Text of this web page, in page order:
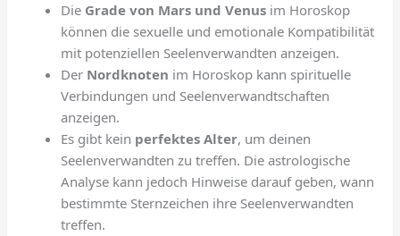
Die Grade von Mars und Venus im Horoskop
können die sexuelle und emotionale Kompatibilität
mit potenziellen Seelenverwandten anzeigen.
Der Nordknoten im Horoskop kann spirituelle
Verbindungen und Seelenverwandtschaften
anzeigen.
Es gibt kein perfektes Alter, um deinen
Seelenverwandten zu treffen. Die astrologische
Analyse kann jedoch Hinweise darauf geben, wann
bestimmte Sternzeichen ihre Seelenverwandten
treffen.